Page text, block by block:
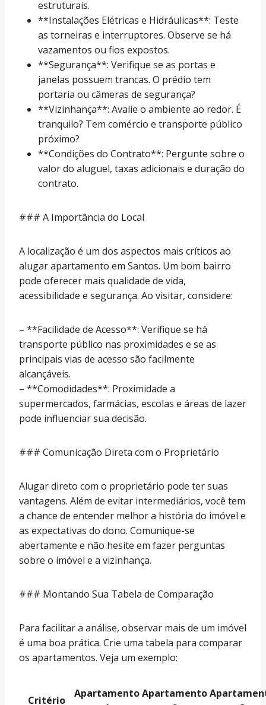
estruturais.
**Instalações Elétricas e Hidráulicas**: Teste
as torneiras e interruptores. Observe se há
vazamentos ou fios expostos.
**Segurança**: Verifique se as portas e
janelas possuem trancas. O prédio tem
portaria ou câmeras de segurança?
**Vizinhança**: Avalie o ambiente ao redor. É
tranquilo? Tem comércio e transporte público
próximo?
**Condições do Contrato**: Pergunte sobre o
valor do aluguel, taxas adicionais e duração do
contrato.
### A Importância do Local
A localização é um dos aspectos mais críticos ao
alugar apartamento em Santos. Um bom bairro
pode oferecer mais qualidade de vida,
acessibilidade e segurança. Ao visitar, considere:
– **Facilidade de Acesso**: Verifique se há
transporte público nas proximidades e se as
principais vias de acesso são facilmente
alcançáveis.
– **Comodidades**: Proximidade a
supermercados, farmácias, escolas e áreas de lazer
pode influenciar sua decisão.
### Comunicação Direta com o Proprietário
Alugar direto com o proprietário pode ter suas
vantagens. Além de evitar intermediários, você tem
a chance de entender melhor a história do imóvel e
as expectativas do dono. Comunique-se
abertamente e não hesite em fazer perguntas
sobre o imóvel e a vizinhança.
### Montando Sua Tabela de Comparação
Para facilitar a análise, observar mais de um imóvel
é uma boa prática. Crie uma tabela para comparar
os apartamentos. Veja um exemplo:
Critério
ApartamentoApartamento